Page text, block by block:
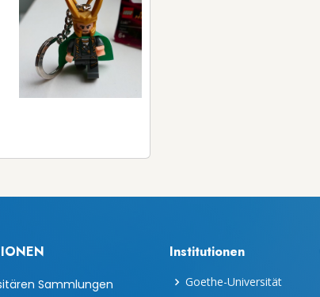
Sammlungen
Institutionen
Goethe-Universität